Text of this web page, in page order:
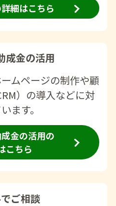
細はこちら
成金の活用
ムページの制作や顧
）の導入などに対
ます。
金の活用の
こちら
ご相談